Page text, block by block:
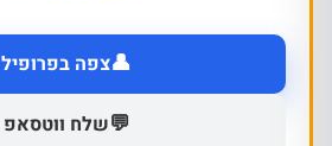
👤צפה בפרופיל
💬שלח ווטסאפ